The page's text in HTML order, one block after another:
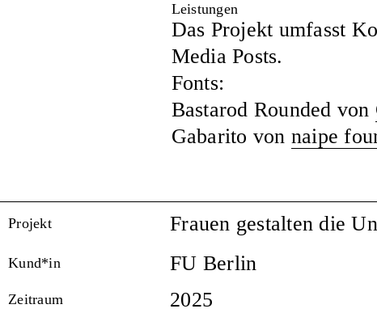
Leistungen
Das Projekt umfasst
Media Posts.
Fonts:
Bastarod Rounded von
Gabarito von naipe
Projekt Frauen gestalten die
Kund*in FU Berlin
Zeitraum 2025